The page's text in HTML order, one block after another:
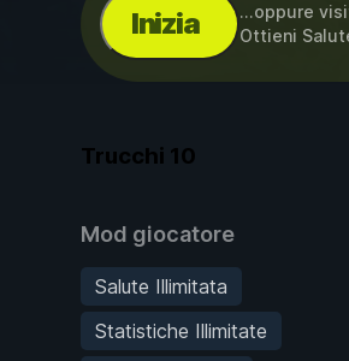
Inizia ...oppure
Ottieni
Trucchi 10
Mod giocatore
Salute Illimitata
Statistiche Illimitate